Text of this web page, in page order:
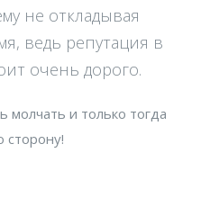
не откладывая
ведь репутация в
очень дорого.
молчать и только тогда
сторону!